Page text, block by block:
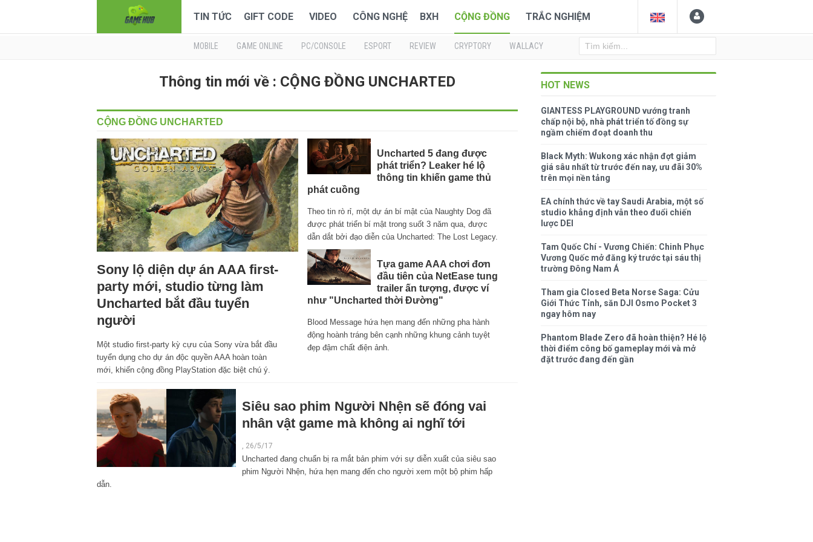
TIN TỨC GIFT CODE VIDEO CÔNG NGHỆ BXH CỘNG ĐỒNG TRẮC NGHIỆM
MOBILE GAME ONLINE PC/CONSOLE ESPORT REVIEW CRYPTORY WALLACY
Thông tin mới về : CỘNG ĐỒNG UNCHARTED
CỘNG ĐỒNG UNCHARTED
Sony lộ diện dự án AAA first-
party mới, studio từng làm
Uncharted bắt đầu tuyển
người
Một studio first-party kỳ cựu của Sony vừa bắt đầu
tuyển dụng cho dự án độc quyền AAA hoàn toàn
mới, khiến cộng đồng PlayStation đặc biệt chú ý.
Uncharted 5 đang được
phát triển? Leaker hé lộ
thông tin khiến game thủ
phát cuồng
Theo tin rò rỉ, một dự án bí mật của Naughty Dog đã
được phát triển bí mật trong suốt 3 năm qua, được
dẫn dắt bởi đạo diễn của Uncharted: The Lost Legacy.
Tựa game AAA chơi đơn
đầu tiên của NetEase tung
trailer ấn tượng, được ví
như "Uncharted thời Đường"
Blood Message hứa hẹn mang đến những pha hành
động hoành tráng bên cạnh những khung cảnh tuyệt
đẹp đậm chất điện ảnh.
Siêu sao phim Người Nhện sẽ đóng vai
nhân vật game mà không ai nghĩ tới
, 26/5/17
Uncharted đang chuẩn bị ra mắt bản phim với sự diễn xuất của siêu sao
phim Người Nhện, hứa hẹn mang đến cho người xem một bộ phim hấp
dẫn.
HOT NEWS
GIANTESS PLAYGROUND vướng tranh
chấp nội bộ, nhà phát triển tố đồng sự
ngầm chiếm đoạt doanh thu
Black Myth: Wukong xác nhận đợt giảm
giá sâu nhất từ trước đến nay, ưu đãi 30%
trên mọi nền tảng
EA chính thức về tay Saudi Arabia, một số
studio khẳng định vẫn theo đuổi chiến
lược DEI
Tam Quốc Chí - Vương Chiến: Chinh Phục
Vương Quốc mở đăng ký trước tại sáu thị
trường Đông Nam Á
Tham gia Closed Beta Norse Saga: Cửu
Giới Thức Tỉnh, săn DJI Osmo Pocket 3
ngay hôm nay
Phantom Blade Zero đã hoàn thiện? Hé lộ
thời điểm công bố gameplay mới và mở
đặt trước đang đến gần